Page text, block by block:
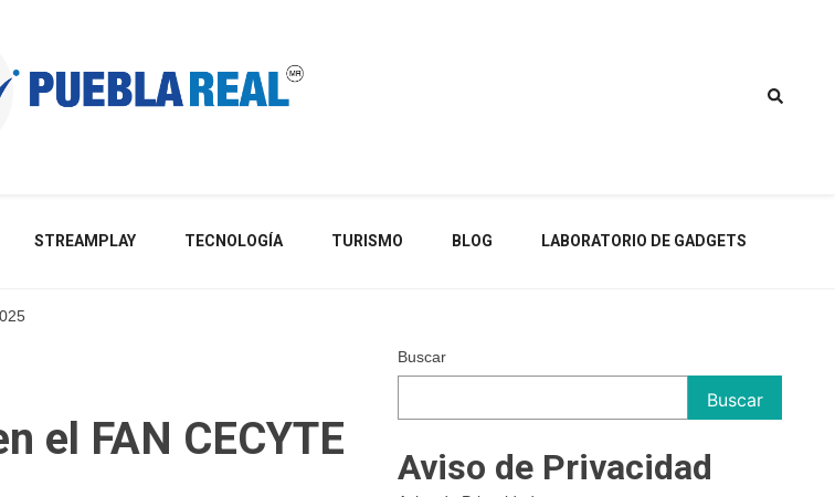
STREAMPLAY TECNOLOGÍA TURISMO BLOG LABORATORIO DE GADGETS
el FAN CECYTE
Buscar
Buscar
Aviso de Privacidad